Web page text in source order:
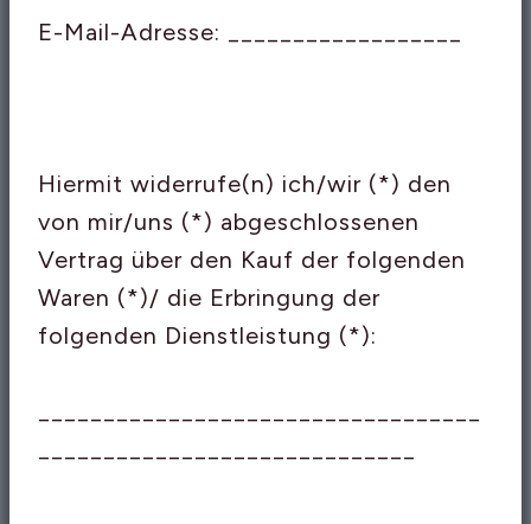
E-Mail-Adresse: __________________
Hiermit widerrufe(n) ich/wir (*) den
von mir/uns (*) abgeschlossenen
Vertrag über den Kauf der folgenden
Waren (*)/ die Erbringung der
folgenden Dienstleistung (*):
__________________________________
_____________________________